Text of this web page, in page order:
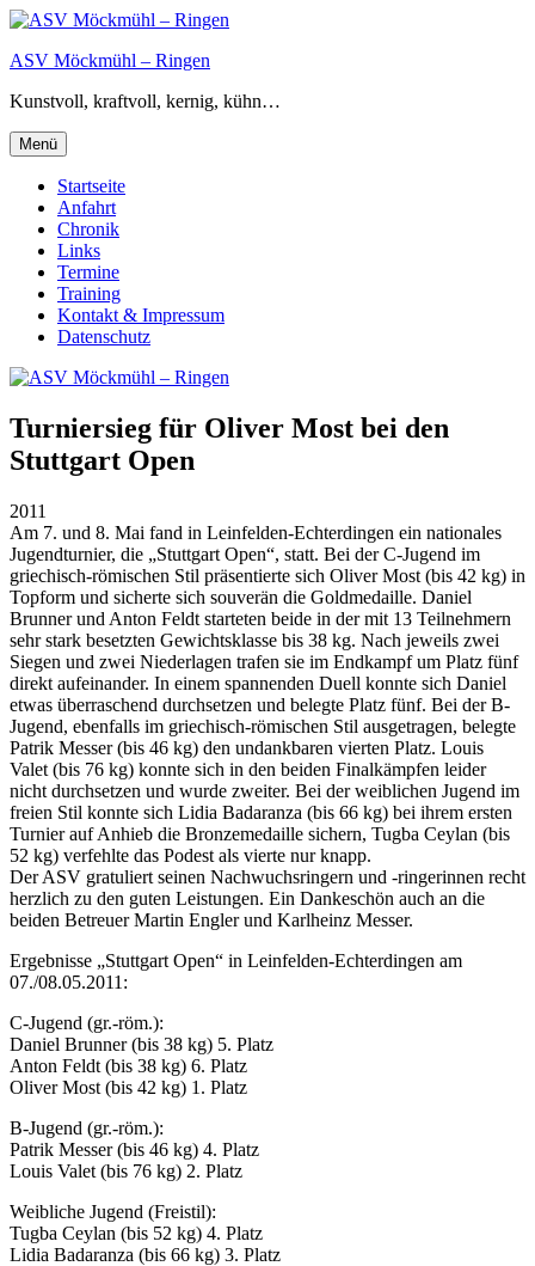
Zum
springen
ASV Möckmühl – Ringen
Kunstvoll, kraftvoll, kernig, kühn…
Menü
Startseite
Anfahrt
Chronik
Links
Termine
Training
Kontakt & Impressum
Datenschutz
Turniersieg für Oliver Most bei den
Stuttgart Open
2011
Am 7. und 8. Mai fand in Leinfelden-Echterdingen ein nationales
Jugendturnier, die „Stuttgart Open“, statt. Bei der C-Jugend im
griechisch-römischen Stil präsentierte sich Oliver Most (bis 42 kg) in
Topform und sicherte sich souverän die Goldmedaille. Daniel
Brunner und Anton Feldt starteten beide in der mit 13 Teilnehmern
sehr stark besetzten Gewichtsklasse bis 38 kg. Nach jeweils zwei
Siegen und zwei Niederlagen trafen sie im Endkampf um Platz fünf
direkt aufeinander. In einem spannenden Duell konnte sich Daniel
etwas überraschend durchsetzen und belegte Platz fünf. Bei der B-
Jugend, ebenfalls im griechisch-römischen Stil ausgetragen, belegte
Patrik Messer (bis 46 kg) den undankbaren vierten Platz. Louis
Valet (bis 76 kg) konnte sich in den beiden Finalkämpfen leider
nicht durchsetzen und wurde zweiter. Bei der weiblichen Jugend im
freien Stil konnte sich Lidia Badaranza (bis 66 kg) bei ihrem ersten
Turnier auf Anhieb die Bronzemedaille sichern, Tugba Ceylan (bis
52 kg) verfehlte das Podest als vierte nur knapp.
Der ASV gratuliert seinen Nachwuchsringern und -ringerinnen recht
herzlich zu den guten Leistungen. Ein Dankeschön auch an die
beiden Betreuer Martin Engler und Karlheinz Messer.
Ergebnisse „Stuttgart Open“ in Leinfelden-Echterdingen am
07./08.05.2011:
C-Jugend (gr.-röm.):
Daniel Brunner (bis 38 kg) 5. Platz
Anton Feldt (bis 38 kg) 6. Platz
Oliver Most (bis 42 kg) 1. Platz
B-Jugend (gr.-röm.):
Patrik Messer (bis 46 kg) 4. Platz
Louis Valet (bis 76 kg) 2. Platz
Weibliche Jugend (Freistil):
Tugba Ceylan (bis 52 kg) 4. Platz
Lidia Badaranza (bis 66 kg) 3. Platz